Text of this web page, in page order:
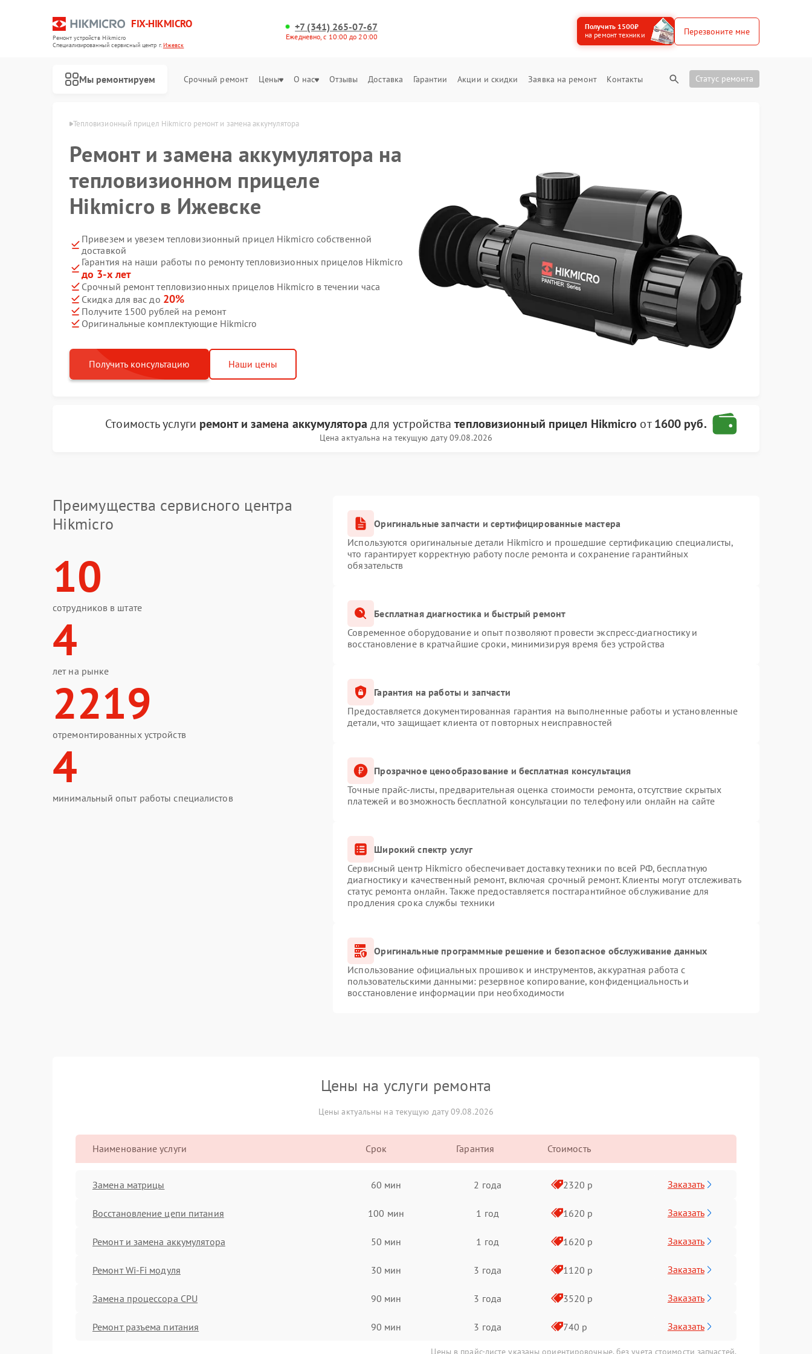
FIX-HIKMICRO
Ремонт устройств Hikmicro
Специализированный cервисный центр г.Ижевск
+7 (341) 265-07-67
Ежедневно, с 10:00 до 20:00
Получить 1500₽
на ремонт техники
Перезвоните мне
Мы ремонтируем Срочный ремонт Цены О нас Отзывы Доставка Гарантии Акции и скидки Заявка на ремонт Контакты Статус ремонта
Тепловизионный прицел Hikmicro ремонт и замена аккумулятора
Ремонт и замена аккумулятора на
тепловизионном прицеле
Hikmicro в Ижевске
Привезем и увезем тепловизионный прицел Hikmicro собственной
доставкой
Гарантия на наши работы по ремонту тепловизионных прицелов Hikmicro
до 3-х лет
Срочный ремонт тепловизионных прицелов Hikmicro в течении часа
Скидка для вас до 20%
Получите 1500 рублей на ремонт
Оригинальные комплектующие Hikmicro
Получить консультацию Наши цены
Стоимость услуги ремонт и замена аккумулятора для устройстватепловизионный прицел Hikmicro от1600 руб.
Цена актуальна на текущую дату 09.08.2026
Преимущества сервисного центра
Hikmicro
10
сотрудников в штате
4
лет на рынке
2219
отремонтированных устройств
4
минимальный опыт работы специалистов
Оригинальные запчасти и сертифицированные мастера
Используются оригинальные детали Hikmicro и прошедшие сертификацию специалисты,
что гарантирует корректную работу после ремонта и сохранение гарантийных
обязательств
Бесплатная диагностика и быстрый ремонт
Современное оборудование и опыт позволяют провести экспресс-диагностику и
восстановление в кратчайшие сроки, минимизируя время без устройства
Гарантия на работы и запчасти
Предоставляется документированная гарантия на выполненные работы и установленные
детали, что защищает клиента от повторных неисправностей
Прозрачное ценообразование и бесплатная консультация
Точные прайс-листы, предварительная оценка стоимости ремонта, отсутствие скрытых
платежей и возможность бесплатной консультации по телефону или онлайн на сайте
Широкий спектр услуг
Сервисный центр Hikmicro обеспечивает доставку техники по всей РФ, бесплатную
диагностику и качественный ремонт, включая срочный ремонт. Клиенты могут отслеживать
статус ремонта онлайн. Также предоставляется постгарантийное обслуживание для
продления срока службы техники
Оригинальные программные решение и безопасное обслуживание данных
Использование официальных прошивок и инструментов, аккуратная работа с
пользовательскими данными: резервное копирование, конфиденциальность и
восстановление информации при необходимости
Цены на услуги ремонта
Цены актуальны на текущую дату 09.08.2026
Наименование услуги Срок Гарантия Стоимость
Замена матрицы 60 мин 2 года 2320 р Заказать
Восстановление цепи питания 100 мин 1 год 1620 р Заказать
Ремонт и замена аккумулятора 50 мин 1 год 1620 р Заказать
Ремонт Wi-Fi модуля 30 мин 3 года 1120 р Заказать
Замена процессора CPU 90 мин 3 года 3520 р Заказать
Ремонт разъема питания 90 мин 3 года 740 р Заказать
Цены в прайс-листе указаны ориентировочные, без учета стоимости запчастей.